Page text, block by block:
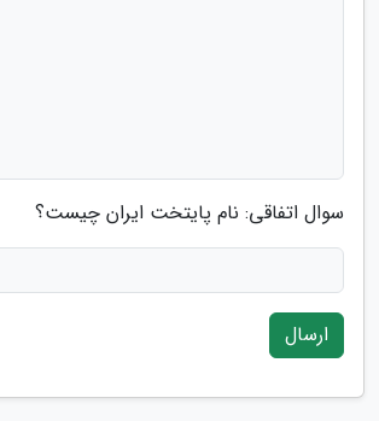
سوال اتفاقی: نام پایتخت ایران چیست؟
ارسال